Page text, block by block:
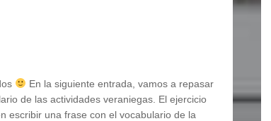
En la siguiente entrada, vamos a repasar
de las actividades veraniegas. El ejercicio
escribir una frase con el vocabulario de la